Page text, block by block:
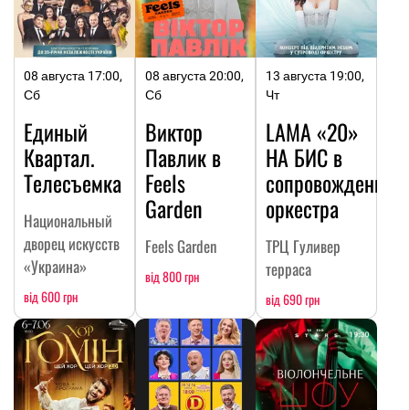
08 августа 17:00,
Сб
Единый
Квартал.
Телесъемка
Национальный
дворец искусств
«Украина»
від 600 грн
08 августа 20:00,
Сб
Виктор
Павлик в
Feels
Garden
Feels Garden
від 800 грн
13 августа 19:00,
Чт
LAMA «20»
НА БИC в
сопровождении
оркестра
ТРЦ Гуливер
терраса
від 690 грн